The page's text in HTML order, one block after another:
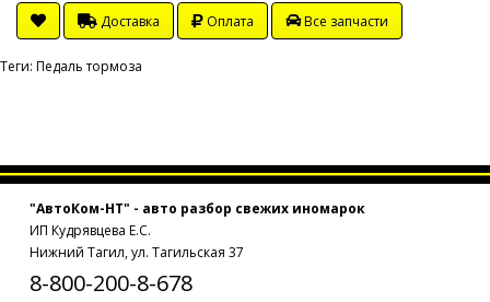
Доставка Оплата Все запчасти
Теги: Педаль тормоза
"АвтоКом-НТ" - авто разбор свежих иномарок
ИП Кудрявцева Е.С.
Нижний Тагил, ул. Тагильская 37
8-800-200-8-678